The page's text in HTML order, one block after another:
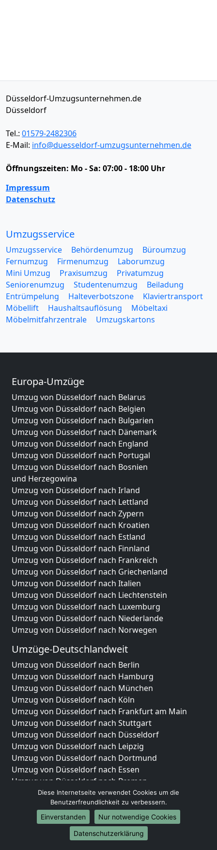
Düsseldorf-Umzugsunternehmen.de
Düsseldorf
Tel.: 01579-2482306
E-Mail: info@duesseldorf-umzugsunternehmen.de
Öffnungszeiten: Mo - Sa: 07:00 - 18:00 Uhr
Impressum
Datenschutz
Umzugsservice
Umzugsservice Behördenumzug
Büroumzug
Fernumzug
Firmenumzug
Laborumzug
Mini Umzug
Praxisumzug
Privatumzug
Seniorenumzug
Studentenumzug
Beiladung
Entrümpelung
Halteverbotszone
Klaviertransport
Möbellift
Haushaltsauflösung
Möbeltaxi
Möbelmitfahrzentrale
Umzugskartons
Europa-Umzüge
Umzug von Düsseldorf nach Belarus
Umzug von Düsseldorf nach Belgien
Umzug von Düsseldorf nach Bulgarien
Umzug von Düsseldorf nach Dänemark
Umzug von Düsseldorf nach England
Umzug von Düsseldorf nach Portugal
Umzug von Düsseldorf nach Bosnien
und Herzegowina
Umzug von Düsseldorf nach Irland
Umzug von Düsseldorf nach Lettland
Umzug von Düsseldorf nach Zypern
Umzug von Düsseldorf nach Kroatien
Umzug von Düsseldorf nach Estland
Umzug von Düsseldorf nach Finnland
Umzug von Düsseldorf nach Frankreich
Umzug von Düsseldorf nach Griechenland
Umzug von Düsseldorf nach Italien
Umzug von Düsseldorf nach Liechtenstein
Umzug von Düsseldorf nach Luxemburg
Umzug von Düsseldorf nach Niederlande
Umzug von Düsseldorf nach Norwegen
Umzüge-Deutschlandweit
Umzug von Düsseldorf nach Berlin
Umzug von Düsseldorf nach Hamburg
Umzug von Düsseldorf nach München
Umzug von Düsseldorf nach Köln
Umzug von Düsseldorf nach Frankfurt am Main
Umzug von Düsseldorf nach Stuttgart
Umzug von Düsseldorf nach Düsseldorf
Umzug von Düsseldorf nach Leipzig
Umzug von Düsseldorf nach Dortmund
Umzug von Düsseldorf nach Essen
Umzug von Düsseldorf nach Bremen
Umzug von Düsseldorf nach Dresden
Umzug von Düsseldorf nach Hannover
Umzug von Düsseldorf nach Nürnberg
Umzug von Düsseldorf nach Duisburg
Umzug von Düsseldorf nach Bochum
Diese Internetseite verwendet Cookies um die
Benutzerfreundlichkeit zu verbessern.
Einverstanden
Nur notwendige Cookies
Datenschutzerklärung